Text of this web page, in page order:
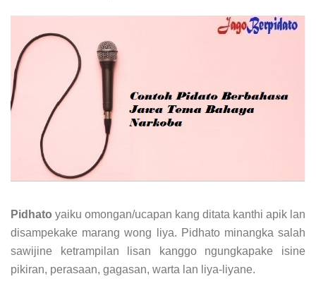
Pidhato yaiku omongan/ucapan kang ditata kanthi apik lan
disampekake marang wong liya. Pidhato minangka salah
sawijine ketrampilan lisan kanggo ngungkapake isine
pikiran, perasaan, gagasan, warta lan liya-liyane.